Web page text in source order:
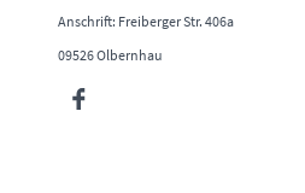
Anschrift: Freiberger Str. 406a
09526 Olbernhau